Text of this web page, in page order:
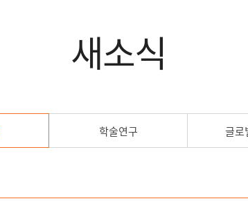
새소식
학술연구 글